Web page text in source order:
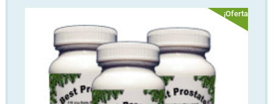
¡Oferta!